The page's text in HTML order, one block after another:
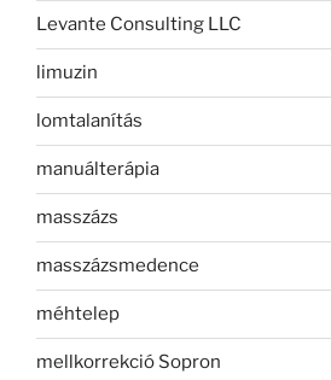
Levante Consulting LLC
limuzin
lomtalanítás
manuálterápia
masszázs
masszázsmedence
méhtelep
mellkorrekció Sopron